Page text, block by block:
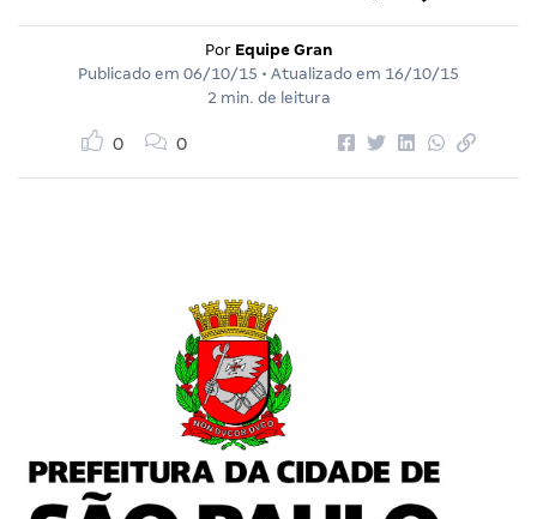
Por Equipe Gran
Publicado em 06/10/15 • Atualizado em 16/10/15
2 min. de leitura
0 0